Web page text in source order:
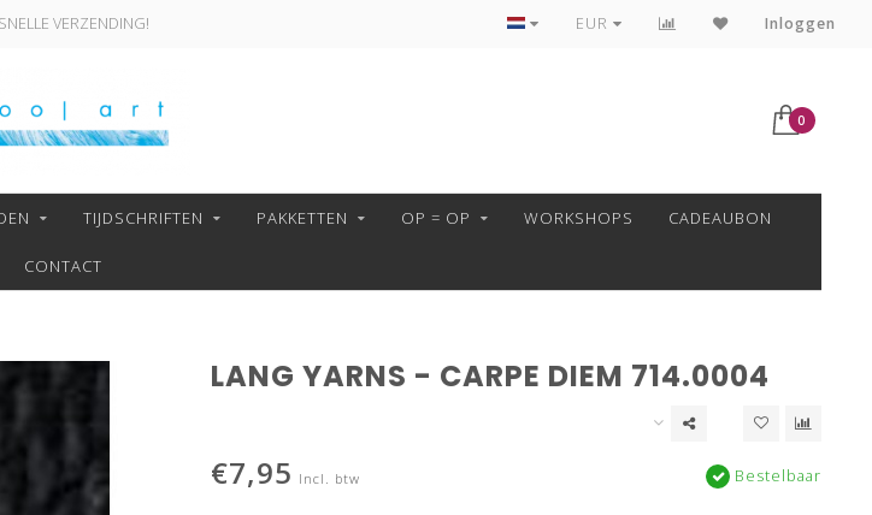
SNELLE VERZENDING! VEILIG BETALEN MET MOLLIE!
EUR Inloggen
0
TIJDSCHRIFTEN PAKKETTEN OP = OP WORKSHOPS CADEAUBON
CONTACT
LANG YARNS - CARPE DIEM 714.0004
€7,95 Incl. btw Bestelbaar